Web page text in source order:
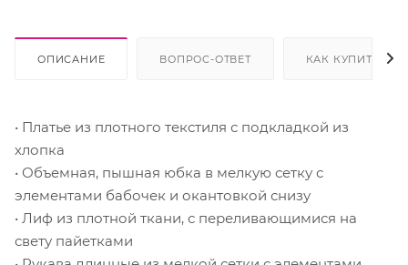
ОПИСАНИЕ ВОПРОС-ОТВЕТ КАК КУПИТЬ
• Платье из плотного текстиля с подкладкой из
хлопка
• Объемная, пышная юбка в мелкую сетку с
элементами бабочек и окантовкой снизу
• Лиф из плотной ткани, с переливающимися на
свету пайетками